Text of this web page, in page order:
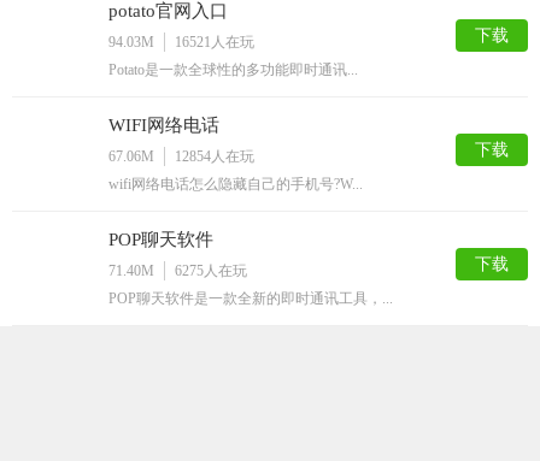
potato官网入口
94.03M 16521 人在玩
Potato是一款全球性的多功能即时通讯...
下载
WIFI网络电话
67.06M 12854人在玩
wifi网络电话怎么隐藏自己的手机号?W...
下载
POP聊天软件
71.40M 6275人在玩
POP聊天软件是一款全新的即时通讯工具，...
下载